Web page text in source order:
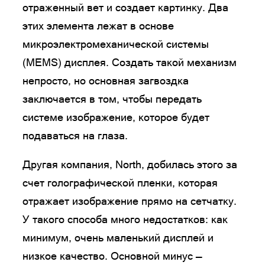
отраженный вет и создает картинку. Два
этих элемента лежат в основе
микроэлектромеханической системы
(MEMS) дисплея. Создать такой механизм
непросто, но основная загвоздка
заключается в том, чтобы передать
системе изображение, которое будет
подаваться на глаза.
Другая компания, North, добилась этого за
счет голографической пленки, которая
отражает изображение прямо на сетчатку.
У такого способа много недостатков: как
минимум, очень маленький дисплей и
низкое качество. Основной минус —